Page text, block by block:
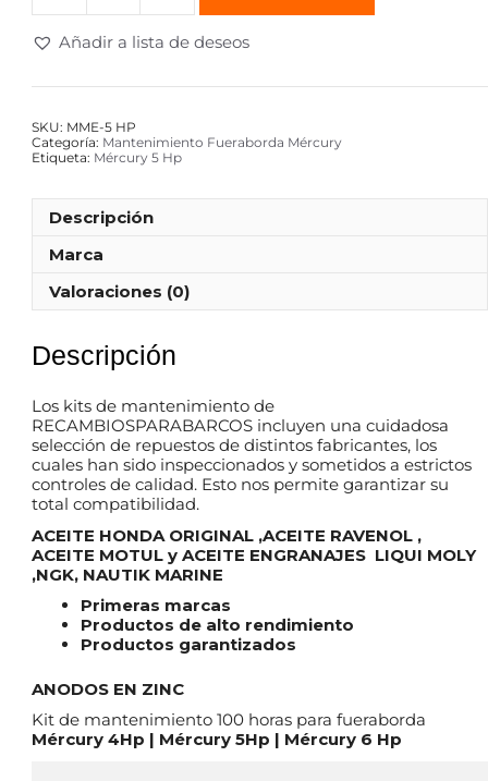
Añadir a lista de deseos
SKU: MME-5 HP
Categoría: Mantenimiento Fueraborda Mércury
Etiqueta: Mércury 5 Hp
Descripción
Marca
Valoraciones (0)
Descripción
Los kits de mantenimiento de
RECAMBIOSPARABARCOS incluyen una cuidadosa
selección de repuestos de distintos fabricantes, los
cuales han sido inspeccionados y sometidos a estrictos
controles de calidad. Esto nos permite garantizar su
total compatibilidad.
ACEITE HONDA ORIGINAL ,ACEITE RAVENOL ,
ACEITE MOTUL y ACEITE ENGRANAJES LIQUI MOLY
,NGK, NAUTIK MARINE
Primeras marcas
Productos de alto rendimiento
Productos garantizados
ANODOS EN ZINC
Kit de mantenimiento 100 horas para fueraborda
Mércury 4Hp | Mércury 5Hp | Mércury 6 Hp